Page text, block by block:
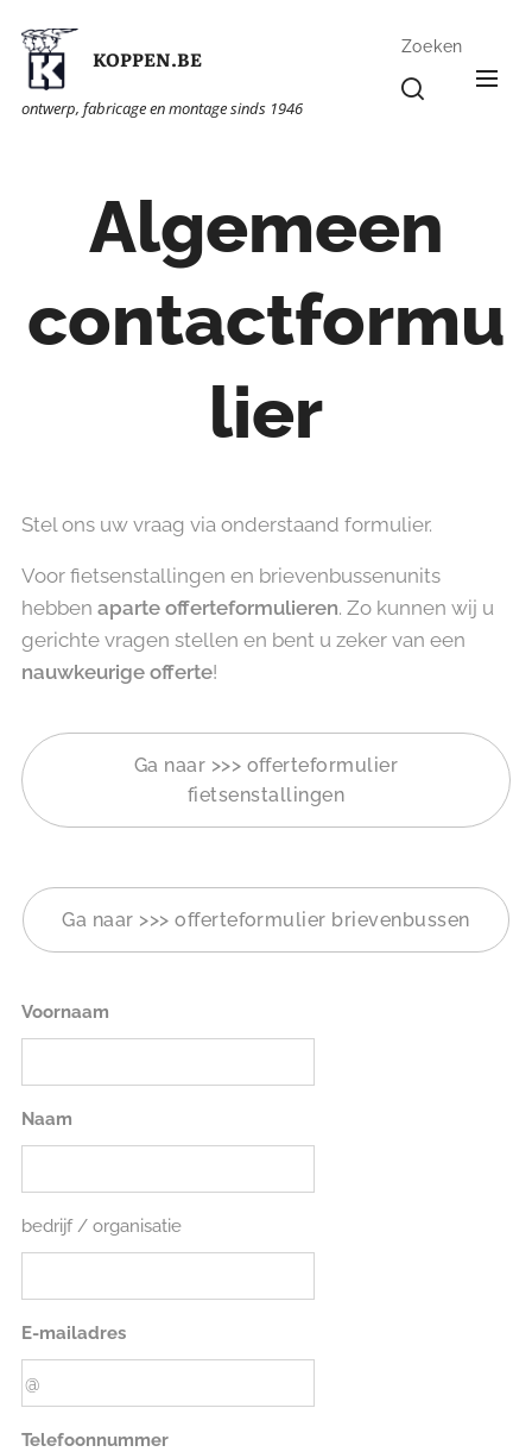
KOPPEN.BE
ontwerp, fabricage en montage sinds 1946
Zoeken
Algemeen
contactformu
lier
Stel ons uw vraag via onderstaand formulier.
Voor fietsenstallingen en brievenbussenunits
hebben aparte offerteformulieren. Zo kunnen wij u
gerichte vragen stellen en bent u zeker van een
nauwkeurige offerte!
Ga naar >>> offerteformulier
fietsenstallingen
Ga naar >>> offerteformulier brievenbussen
Voornaam
Naam
bedrijf / organisatie
E-mailadres
Telefoonnummer